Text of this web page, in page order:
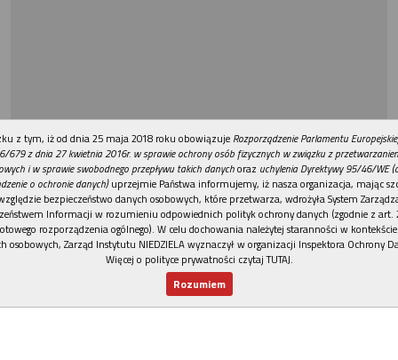
REKLAMA
z tym, iż od dnia 25 maja 2018 roku obowiązuje Rozporządzenie Parlamentu
679 z dnia 27 kwietnia 2016r. w sprawie ochrony osób fizycznych w związku z
i w sprawie swobodnego przepływu takich danychoraz uchylenia Dyrektywy 95/46/WE
o ochronie danych)uprzejmie Państwa informujemy, iż nasza organizacja, mając
bezpieczeństwo danych osobowych, które przetwarza, wdrożyła System
Informacji w rozumieniu odpowiednich polityk ochrony danych (zgodnie z art.
rozporządzenia ogólnego). W celu dochowania należytej staranności w
osobowych, Zarząd Instytutu NIEDZIELA wyznaczył w organizacji Inspektora Ochrony
Więcej o polityce prywatności czytaj TUTAJ.
Rozumiem